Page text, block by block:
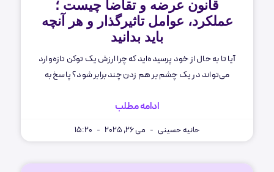
قانون عرضه و تقاضا چیست ؛
عملکرد، عوامل تاثیرگذار و هر آنچه
باید بدانید
آیا تا به حال از خود پرسیده‌اید که چرا ارزش یک توکن تازه‌وارد
می‌تواند در یک چشم بر هم زدن چند برابر شود؟ پاسخ به
ادامه مطلب
حانیه حسینی می 26, 2025